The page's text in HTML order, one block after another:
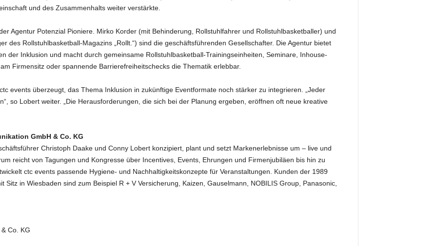
und des Zusammenhalts weiter verstärkte.
Agentur Potenzial Pioniere. Mirko Korder (mit Behinderung, Rollstuhlfahrer und Rollstuhlbasketballer) und
des Rollstuhlbasketball-Magazins „Rollt.“) sind die geschäftsführenden Gesellschafter. Die Agentur bietet
der Inklusion und macht durch gemeinsame Rollstuhlbasketball-Trainingseinheiten, Seminare, Inhouse-
Firmensitz oder spannende Barrierefreiheitschecks die Thematik erlebbar.
events überzeugt, das Thema Inklusion in zukünftige Eventformate noch stärker zu integrieren. „Jeder
so Lobert weiter. „Die Herausforderungen, die sich bei der Planung ergeben, eröffnen oft neue kreative
GmbH & Co. KG
Christoph Daake und Conny Lobert konzipiert, plant und setzt Markenerlebnisse um – live und
reicht von Tagungen und Kongresse über Incentives, Events, Ehrungen und Firmenjubiläen bis hin zu
ctc events passende Hygiene- und Nachhaltigkeitskonzepte für Veranstaltungen. Kunden der 1989
Sitz in Wiesbaden sind zum Beispiel R + V Versicherung, Kaizen, Gauselmann, NOBILIS Group, Panasonic,
Co. KG